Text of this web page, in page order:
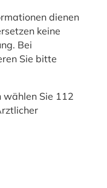
dienen
keine
Bei
Sie bitte
wählen Sie 112